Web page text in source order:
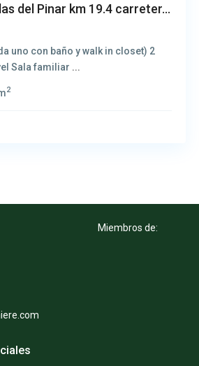
del Pinar km 19.4 carreter...
uno con baño y walk in closet) 2
Sala familiar ...
2
Miembros de: